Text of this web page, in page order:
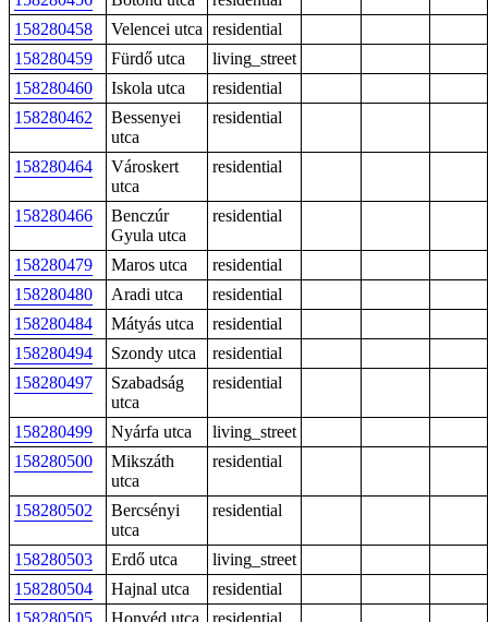
158280458
Velencei utca residential
158280459
Fürdő utca
living_street
158280460
Iskola utca
residential
158280462
Bessenyei
utca
residential
158280464
Városkert
utca
residential
158280466
Benczúr
Gyula utca
residential
158280479 Maros utca
residential
158280480
Aradi utca
residential
158280484
Mátyás utca
residential
158280494
Szondy utca
residential
158280497
Szabadság
utca
residential
158280499 Nyárfa utca
living_street
158280500
Mikszáth
utca
residential
158280502
Bercsényi
utca
residential
158280503 Erdő utca
living_street
158280504
Hajnal utca
residential
158280505
Honvéd utca
residential